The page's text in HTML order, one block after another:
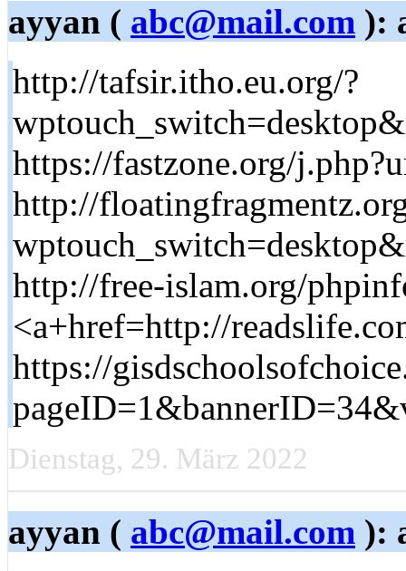
ayyan ( abc@mail.com ):
http://tafsir.itho.eu.org/?
https://fastzone.org/
http://
http://free-islam.org/
<a+href=http://
https://
Dienstag, 29. März 2022
ayyan ( abc@mail.com ):